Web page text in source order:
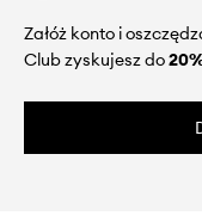
Załóż konto i
Club zyskujesz do